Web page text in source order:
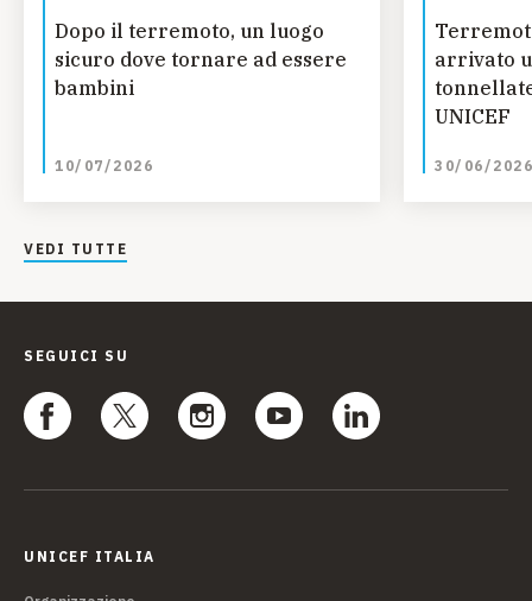
Dopo il terremoto, un luogo
sicuro dove tornare ad essere
bambini
10/07/2026
arrivato
UNICEF
30/06/2026
VEDI TUTTE
SEGUICI SU
UNICEF ITALIA